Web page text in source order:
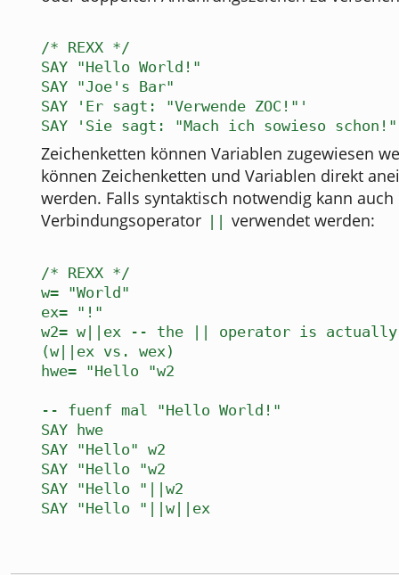
/* REXX */
SAY "Hello World!"
SAY "Joe's Bar"
SAY 'Er sagt: "Verwende ZOC!"'
SAY 'Sie sagt: "Mach ich sowieso
Zeichenketten können Variablen zugewiesen
können Zeichenketten und Variablen direkt
werden. Falls syntaktisch notwendig kann auch
Verbindungsoperator
verwendet werden:
/* REXX */
w= "World"
ex= "!"
w2= w||ex -- the || operator is actually
(w||ex vs. wex)
hwe= "Hello "w2
-- fuenf mal "Hello World!"
SAY hwe
SAY "Hello" w2
SAY "Hello "w2
SAY "Hello "||w2
SAY "Hello "||w||ex